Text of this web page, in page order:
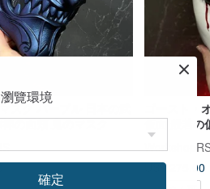
ル 日本の武
士マスク 原神の面頬 鬼のマスク
ゴースト
仮面 般若の仮面 芸者の仮面 日本の
鬼の仮面
US$ 275.00
覽環境
確定